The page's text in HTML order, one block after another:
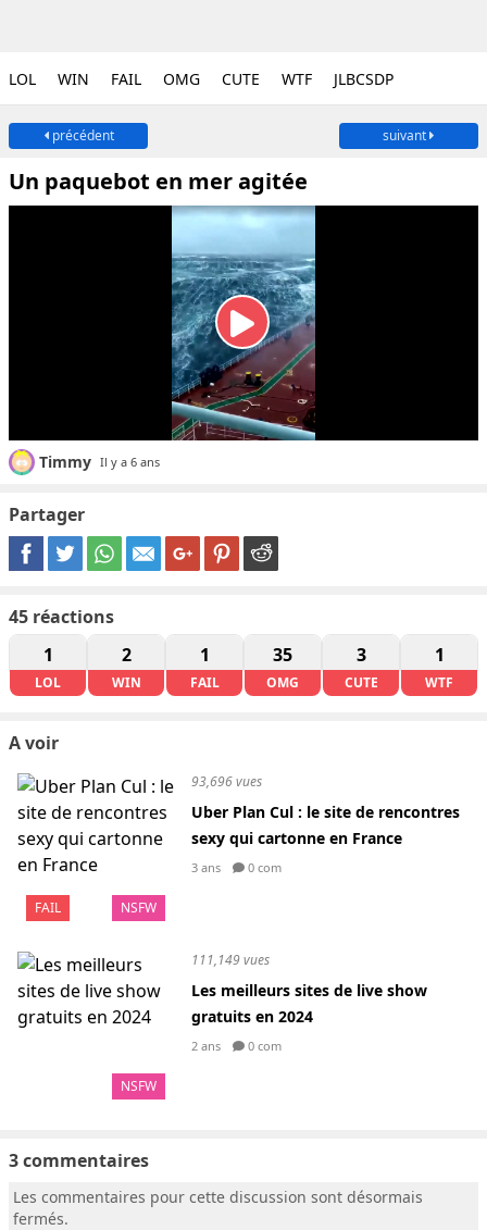
LOL WIN FAIL OMG CUTE WTF JLBCSDP
précédent suivant
Un paquebot en mer agitée
Timmy Il y a 6 ans
Partager
45 réactions
1
LOL
2
WIN
1
FAIL
35
OMG
3
CUTE
1
WTF
A voir
FAIL NSFW
93,696 vues
Uber Plan Cul : le site de rencontres
sexy qui cartonne en France
3 ans 0 com
NSFW
111,149 vues
Les meilleurs sites de live show
gratuits en 2024
2 ans 0 com
3 commentaires
Les commentaires pour cette discussion sont désormais
fermés.